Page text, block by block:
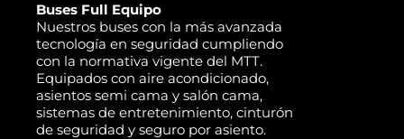
Buses Full Equipo
Nuestros buses con la más avanzada
tecnología en seguridad cumpliendo
con la normativa vigente del MTT.
Equipados con aire acondicionado,
asientos semi cama y salón cama,
sistemas de entretenimiento, cinturón
de seguridad y seguro por asiento.